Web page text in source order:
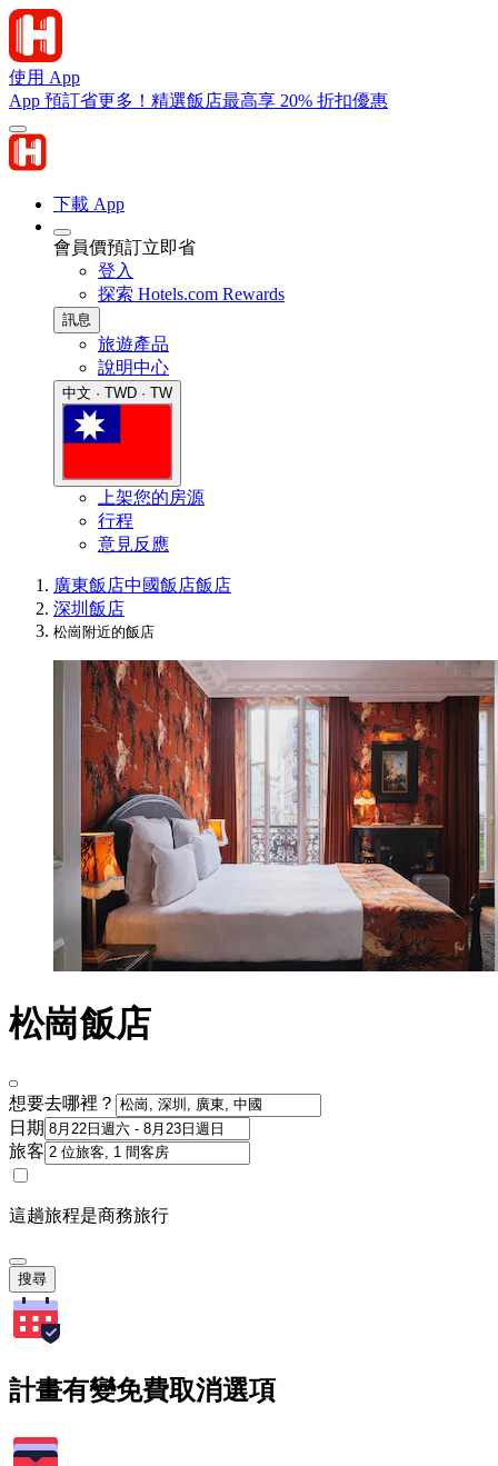
使用 App
App 預訂省更多！精選飯店最高享 20% 折扣優惠
下載 App
會員價預訂立即省
登入
探索 Hotels.com Rewards
訊息
旅遊產品
說明中心
中文 · TWD · TW
上架您的房源
行程
意見反應
廣東飯店中國飯店飯店
深圳飯店
松崗附近的飯店
松崗飯店
想要去哪裡？
日期
旅客
這趟旅程是商務旅行
搜尋
計畫有變免費取消選項